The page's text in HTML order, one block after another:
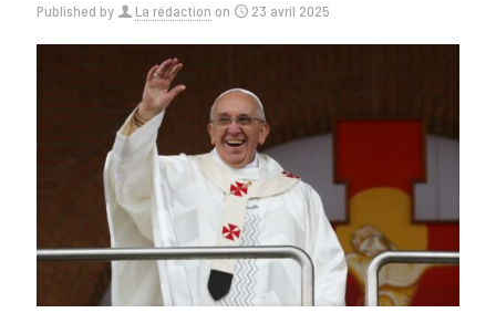
Published by La rédaction on 23 avril 2025